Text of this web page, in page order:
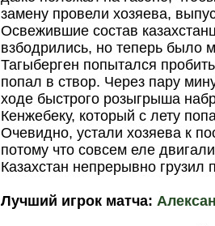
замену провели хозяева,
Освежившие состав
взбодрились, но теперь было
Тагыберген попытался
попал в створ. Через пару
ходе быстрого розыгрыша
Кенжебеку, который с лету
Очевидно, устали хозяева к
потому что совсем еле
Казахстан непрерывно
Лучший игрок матча: